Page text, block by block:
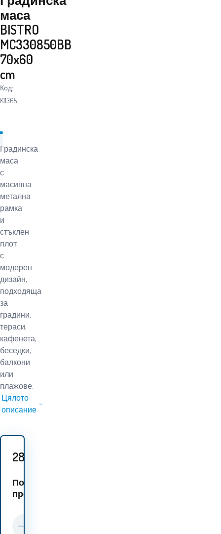
маса
BISTRO
MC330850BB
70x60
cm
Код:
K11365
Градинска
маса
с
масивна
метална
рамка
и
стъклен
плот
с
модерен
дизайн,
подходяща
за
градини,
тераси,
кафенета,
беседки,
балкони
или
плажове.
Цялото
описание
28.10
Подобни
продукти: